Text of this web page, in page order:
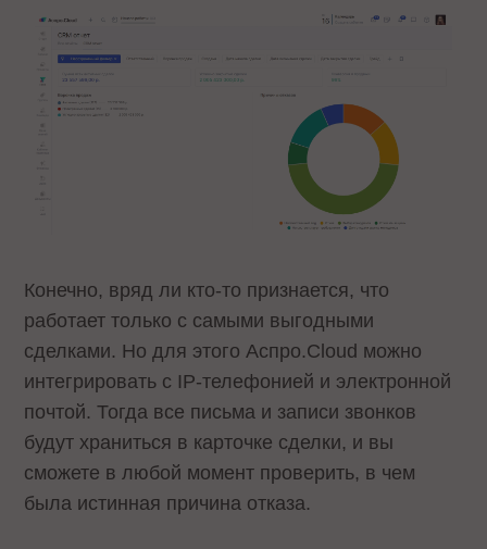
Конечно, вряд ли кто-то признается, что
работает только с самыми выгодными
сделками. Но для этого Аспро.Cloud можно
интегрировать с IP-телефонией и электронной
почтой. Тогда все письма и записи звонков
будут храниться в карточке сделки, и вы
сможете в любой момент проверить, в чем
была истинная причина отказа.